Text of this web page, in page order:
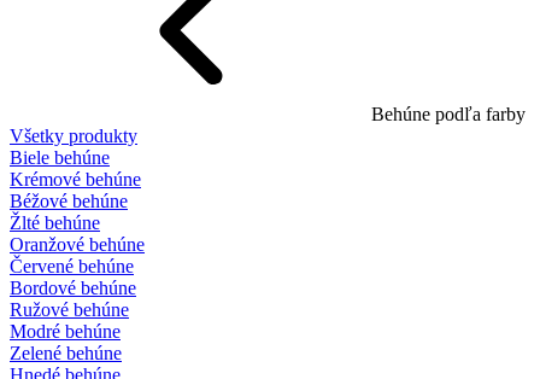
Behúne podľa farby
Všetky produkty
Biele behúne
Krémové behúne
Béžové behúne
Žlté behúne
Oranžové behúne
Červené behúne
Bordové behúne
Ružové behúne
Modré behúne
Zelené behúne
Hnedé behúne